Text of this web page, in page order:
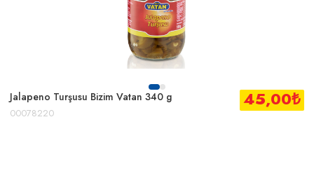
Jalapeno Turşusu Bizim Vatan 340 g
00078220
45,00₺